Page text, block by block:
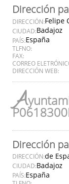
Dirección
DIRECCIÓN:Felipe
CIUDAD:Badajoz
PAÍS:España
TLFNO:
FAX:
CORREO
DIRECCIÓN WEB:
A
Dirección
DIRECCIÓN:de
CIUDAD:Badajoz
PAÍS:España